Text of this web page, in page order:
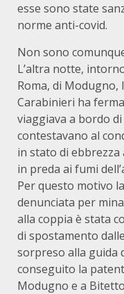
esse sono state
norme anti-covid.
Non sono
L’altra notte,
Roma, di Modugno,
Carabinieri ha
viaggiava a bordo
contestavano al
in stato di ebbrezza
in preda ai fumi
Per questo motivo
denunciata per
alla coppia è stata
di spostamento
sorpreso alla guida
conseguito la
Modugno e a